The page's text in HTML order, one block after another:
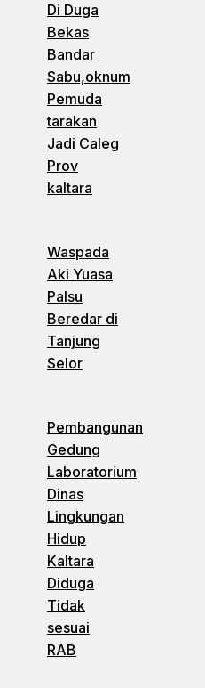
Di Duga
Bekas
Bandar
Sabu,oknum
Pemuda
tarakan
Jadi Caleg
Prov
kaltara
Waspada
Aki Yuasa
Palsu
Beredar di
Tanjung
Selor
Pembangunan
Gedung
Laboratorium
Dinas
Lingkungan
Hidup
Kaltara
Diduga
Tidak
sesuai
RAB